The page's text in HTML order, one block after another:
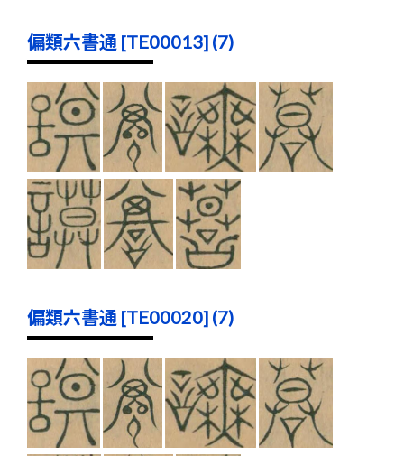
偏類六書通 [TE00013] (7)
偏類六書通 [TE00020] (7)